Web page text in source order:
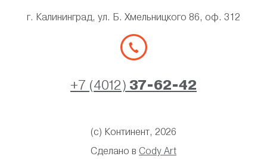
г. Калининград, ул. Б. Хмельницкого 86, оф. 312
+7 (4012) 37-62-42
(с) Континент, 2026
Сделано в Cody Art